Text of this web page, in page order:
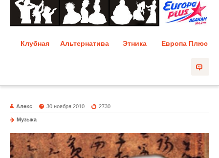
Клубная Альтернатива Этника Европа Плюс
Алекс 30 ноября 2010 2730
Музыка